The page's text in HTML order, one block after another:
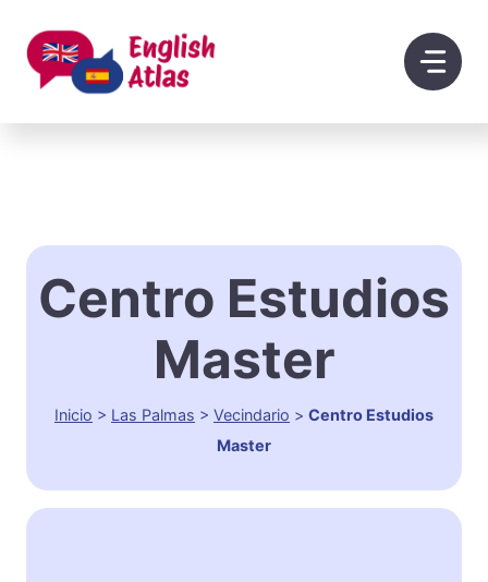
contenido
Centro Estudios
Master
Inicio > Las Palmas > Vecindario > Centro Estudios
Master